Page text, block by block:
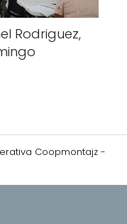
Rodriguez,
Coopmontajz -